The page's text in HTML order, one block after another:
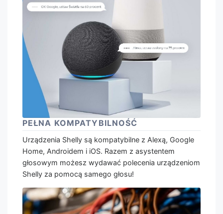
PEŁNA KOMPATYBILNOŚĆ
Urządzenia Shelly są kompatybilne z Alexą, Google
Home, Androidem i iOS. Razem z asystentem
głosowym możesz wydawać polecenia urządzeniom
Shelly za pomocą samego głosu!